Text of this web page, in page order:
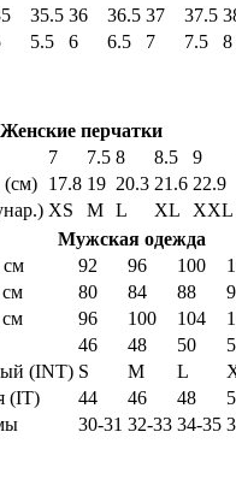
35.5 36 36.5 37 37.5
5.5 6 6.5 7 7.5 8
Женские перчатки
7 7.5 8 8.5 9
(см) 17.8 19 20.3 21.6 22.9
XS M L XL XXL
Мужская одежда
см
92 96 100
см
80 84 88
см
96 100 104
46 48 50
(INT) S M L
(IT)
44 46 48
30-31 32-33 34-35